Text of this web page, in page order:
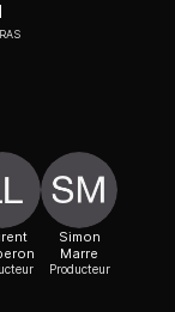
Simon
Marre
Producteur